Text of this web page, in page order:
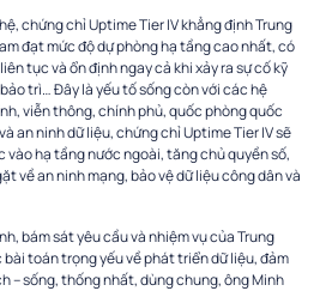
chứng chỉ Uptime Tier IV khẳng định Trung
đạt mức độ dự phòng hạ tầng cao nhất, có
tục và ổn định ngay cả khi xảy ra sự cố kỹ
trì… Đây là yếu tố sống còn với các hệ
viễn thông, chính phủ, quốc phòng quốc
an ninh dữ liệu, chứng chỉ Uptime Tier IV sẽ
vào hạ tầng nước ngoài, tăng chủ quyền số,
về an ninh mạng, bảo vệ dữ liệu công dân và
bám sát yêu cầu và nhiệm vụ của Trung
toán trọng yếu về phát triển dữ liệu, đảm
– sống, thống nhất, dùng chung, ông Minh